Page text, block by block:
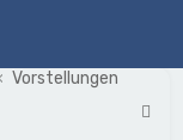
Vorstellungen